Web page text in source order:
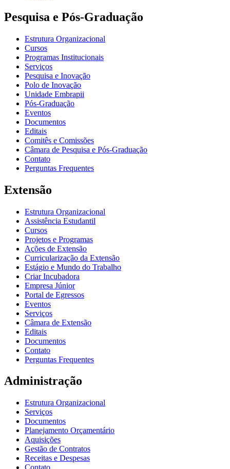
Pesquisa e Pós-Graduação
Estrutura Organizacional
Cursos
Programas Institucionais
Serviços
Pesquisa e Inovação
Polo de Inovação
Unidade Embrapii
Pós-Graduação
Eventos
Documentos
Editais
Comitês e Comissões
Câmara de Pesquisa e Pós-Graduação
Contato
Perguntas Frequentes
Extensão
Estrutura Organizacional
Assistência Estudantil
Cursos
Projetos e Programas
Ações de Extensão
Curricularização da Extensão
Estágio e Mundo do Trabalho
Criar Incubadora
Empresa Júnior
Portal de Egressos
Eventos
Serviços
Câmara de Extensão
Editais
Documentos
Contato
Perguntas Frequentes
Administração
Estrutura Organizacional
Serviços
Documentos
Planejamento Orçamentário
Aquisições
Gestão de Contratos
Receitas e Despesas